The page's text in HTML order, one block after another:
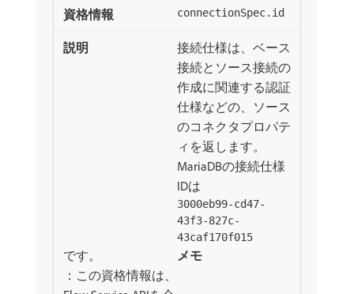
connectionSpec.id
接続仕様は、ベース
接続とソース接続の
作成に関連する認証
仕様などの、ソース
のコネクタプロパテ
ィを返します。
MariaDBの接続仕様
IDは
3000eb99-cd47-
43f3-827c-
43caf170f015
です。
メモ
：この資格情報は、